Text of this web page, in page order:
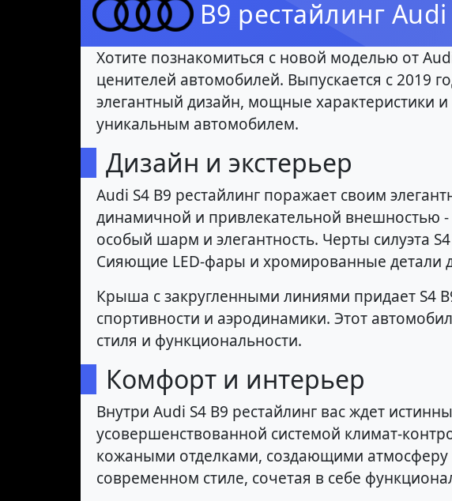
B9 рестайлинг Audi
Хотите познакомиться с новой моделью от
ценителей автомобилей. Выпускается с 2019
элегантный дизайн, мощные характеристики
уникальным автомобилем.
Дизайн и экстерьер
Audi S4 B9 рестайлинг поражает своим
динамичной и привлекательной внешностью
особый шарм и элегантность. Черты силуэта
Сияющие LED-фары и хромированные детали
Крыша с закругленными линиями придает S4
спортивности и аэродинамики. Этот
стиля и функциональности.
Комфорт и интерьер
Внутри Audi S4 B9 рестайлинг вас ждет
усовершенствованной системой климат-
кожаными отделками, создающими
современном стиле, сочетая в себе